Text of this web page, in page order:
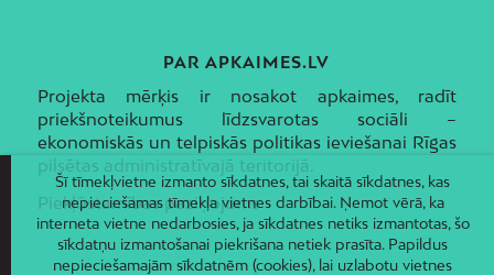
PAR APKAIMES.LV
Projekta mērķis ir nosakot apkaimes, radīt
priekšnoteikumus līdzsvarotas sociāli –
ekonomiskās un telpiskās politikas ieviešanai Rīgas
pilsētas administratīvajā teritorijā.
Piekļūstamības paziņojums
Šī tīmekļvietne izmanto sīkdatnes, tai skaitā sīkdatnes, kas
nepieciešamas tīmekļa vietnes darbībai. Ņemot vērā, ka
interneta vietne nedarbosies, ja sīkdatnes netiks izmantotas, šo
sīkdatņu izmantošanai piekrišana netiek prasīta. Papildus
nepieciešamajām sīkdatnēm (cookies), lai uzlabotu vietnes